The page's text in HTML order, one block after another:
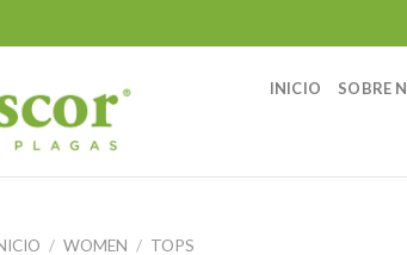
INICIO SOBRE
/ WOMEN / TOPS